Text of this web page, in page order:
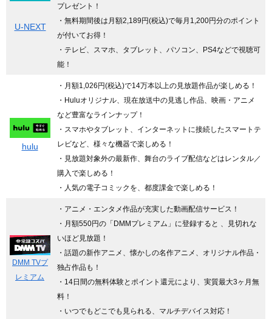
U-NEXT
プレゼント！
・無料期間後は月額2,189円(税込)で毎月1,200円分のポイント
が付いてお得！
・テレビ、スマホ、タブレット、パソコン、PS4などで視聴可
能！
hulu
・月額1,026円(税込)で14万本以上の見放題作品が楽しめる！
・Huluオリジナル、現在放送中の見逃し作品、映画・アニメ
など豊富なラインナップ！
・スマホやタブレット、インターネットに接続したスマートテ
レビなど、様々な機器で楽しめる！
・見放題対象外の最新作、舞台のライブ配信などはレンタル／
購入で楽しめる！
・人気の電子コミックを、都度課金で楽しめる！
DMM TVプ
レミアム
・アニメ・エンタメ作品が充実した動画配信サービス！
・月額550円の「DMMプレミアム」に登録すると 、見切れな
いほど見放題！
・話題の新作アニメ、懐かしの名作アニメ、オリジナル作品・
独占作品も！
・14日間の無料体験とポイント還元により、実質最大3ヶ月無
料！
・いつでもどこでも見られる、マルチデバイス対応！